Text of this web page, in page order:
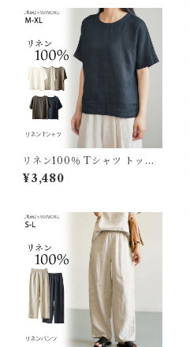
リネン100％ Tシャツ トップ
ス レディース リネン 麻 麻10
0％ 涼しい 夏 定番 ベーシック
ったり M L XL 体型カバー 軽
い 着回し J-24241 スイモク
【水沐良品】
¥3,480